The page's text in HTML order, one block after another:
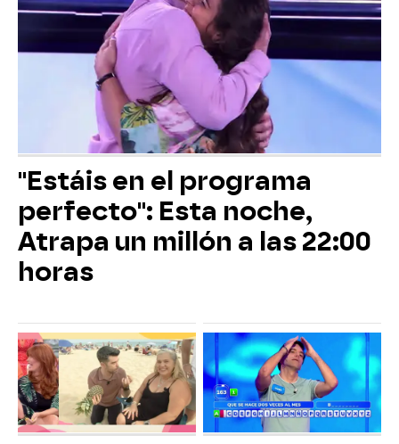
"Estáis en el programa
perfecto": Esta noche,
Atrapa un millón a las 22:00
horas